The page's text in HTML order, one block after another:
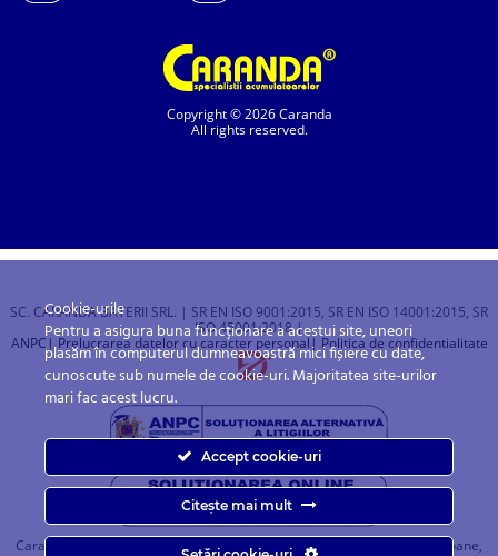
Copyright © 2026 Caranda
All rights reserved.
SC. CARANDA BATERII SRL. | SR EN ISO 9001:2015, SR EN ISO 14001:2015, SR
ISO 45001:2018 |
ANPC | Prelucrarea datelor cu caracter personal| Politica de confidentialitate
Caranda.ro este un magazin online cu baterii pentru automobile, camioane,
Cookie-urile
Pentru a asigura buna funcționare a acestui site, uneori
plasăm în computerul dumneavoastră mici fișiere cu date,
cunoscute sub numele de cookie-uri. Majoritatea site-urilor
mari fac acest lucru.
Accept cookie-uri
Citește mai mult